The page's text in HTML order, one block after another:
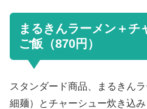
まるきんラーメン＋チ
ご飯（870円）
スタンダード商品、まるきん
細麺）とチャーシュー炊き込み